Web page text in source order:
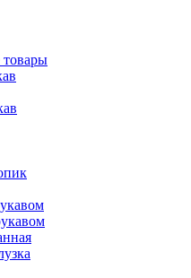
товары